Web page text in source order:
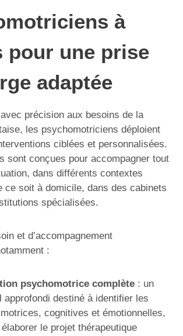
à
pour une prise
adaptée
précision aux besoins de la
les psychomotriciens déploient
ciblées et personnalisées.
sont conçues pour accompagner tout
dans différents contextes
ce soit à domicile, dans des cabinets
spécialisées.
et d’accompagnement
:
psychomotrice complète : un
approfondi destiné à identifier les
cognitives et émotionnelles,
le projet thérapeutique